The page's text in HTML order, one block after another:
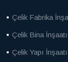
Çelik Fabrika
Çelik Bina İnşaatı
Çelik Yapı İnşaatı